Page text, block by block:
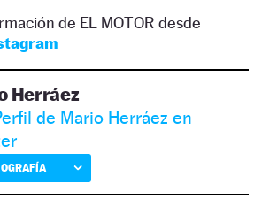
de EL MOTOR desde
Herráez
de Mario Herráez en